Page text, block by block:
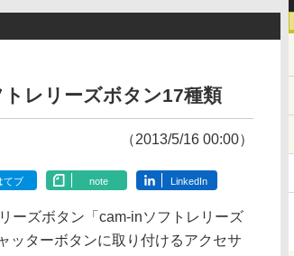
トレリーズボタン17種類
（2013/5/16 00:00）
てブ note LinkedIn
ーズボタン「cam-inソフトレリーズ
ッターボタンに取り付けるアクセサ